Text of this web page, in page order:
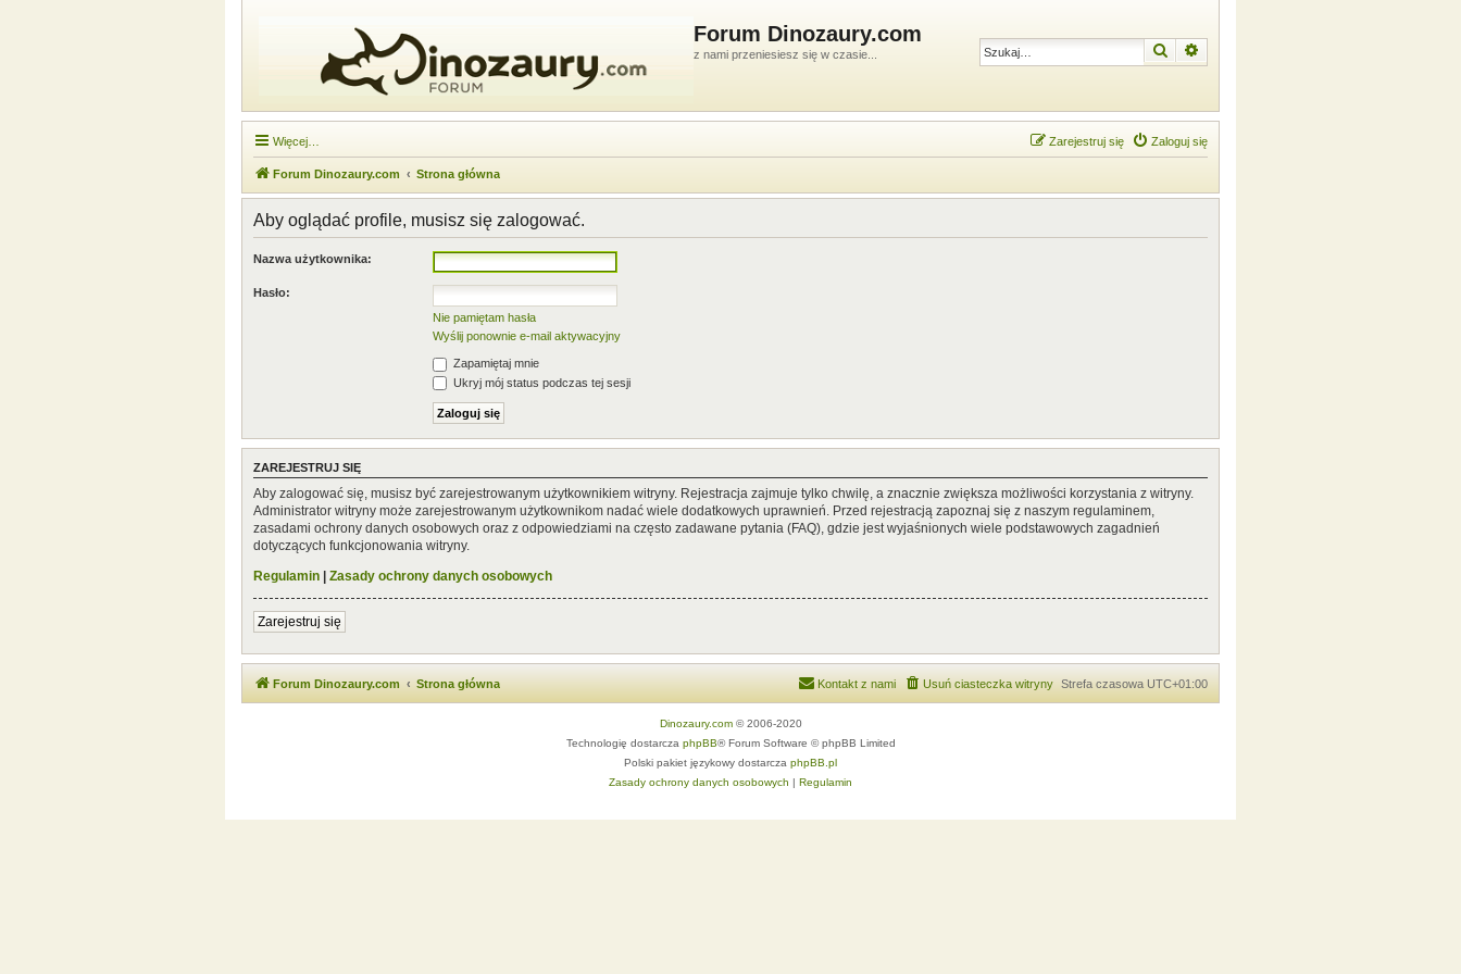
Forum Dinozaury.com
z nami przeniesiesz się w czasie... Szukaj
Więcej… Zaloguj się
Zarejestruj się
Forum Dinozaury.com Strona główna
Aby oglądać profile, musisz się zalogować.
Nazwa użytkownika:
Hasło:
Nie pamiętam hasła
Wyślij ponownie e-mail aktywacyjny
Zapamiętaj mnie
Ukryj mój status podczas tej sesji
ZAREJESTRUJ SIĘ
Aby zalogować się, musisz być zarejestrowanym użytkownikiem witryny. Rejestracja zajmuje tylko chwilę, a znacznie zwiększa możliwości korzystania z witryny.
Administrator witryny może zarejestrowanym użytkownikom nadać wiele dodatkowych uprawnień. Przed rejestracją zapoznaj się z naszym regulaminem,
zasadami ochrony danych osobowych oraz z odpowiedziami na często zadawane pytania (FAQ), gdzie jest wyjaśnionych wiele podstawowych zagadnień
dotyczących funkcjonowania witryny.
Regulamin | Zasady ochrony danych osobowych
Zarejestruj się
Forum Dinozaury.com Strona główna Strefa czasowa UTC+01:00
Usuń ciasteczka witryny
Kontakt z nami
Dinozaury.com© 2006-2020
Technologię dostarcza phpBB® Forum Software © phpBB Limited
Polski pakiet językowy dostarcza phpBB.pl
Zasady ochrony danych osobowych | Regulamin